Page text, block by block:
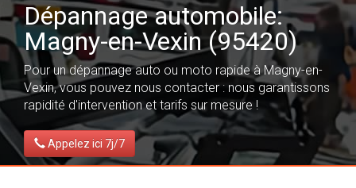
Dépannage automobile:
Magny-en-Vexin (95420)
Pour un dépannage auto ou moto rapide à Magny-en-
Vexin, vous pouvez nous contacter : nous garantissons
rapidité d'intervention et tarifs sur mesure !
Appelez ici 7j/7